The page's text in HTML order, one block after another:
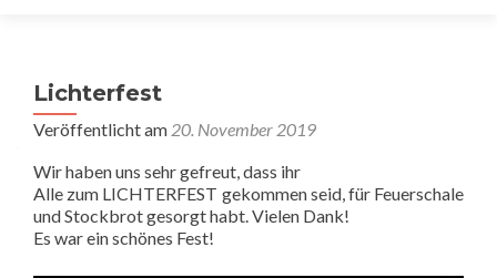
Lichterfest
Veröffentlicht am 20. November 2019
Wir haben uns sehr gefreut, dass ihr
Alle zum LICHTERFEST gekommen seid, für Feuerschale
und Stockbrot gesorgt habt. Vielen Dank!
Es war ein schönes Fest!